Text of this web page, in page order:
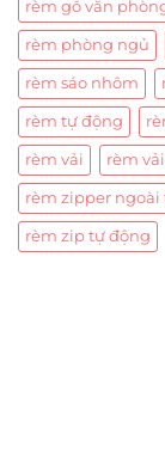
rèm gỗ văn
rèm phòng ngủ
rèm sáo nhôm
rèm tự động
rèm vải rèm
rèm zipper ngoài
rèm zip tự động